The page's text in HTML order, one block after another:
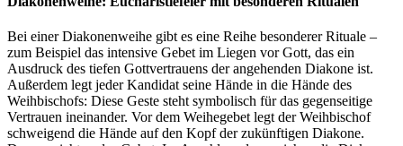
Bei einer Diakonenweihe gibt es eine Reihe besonderer Rituale –
zum Beispiel das intensive Gebet im Liegen vor Gott, das ein
Ausdruck des tiefen Gottvertrauens der angehenden Diakone ist.
Außerdem legt jeder Kandidat seine Hände in die Hände des
Weihbischofs: Diese Geste steht symbolisch für das gegenseitige
Vertrauen ineinander. Vor dem Weihegebet legt der Weihbischof
schweigend die Hände auf den Kopf der zukünftigen Diakone.